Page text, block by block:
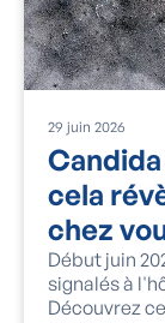
29 juin 2026
cela
chez
Début juin
signalés à
Découvrez